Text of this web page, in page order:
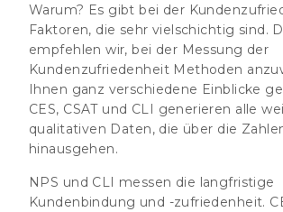
Warum? Es gibt bei der
Faktoren, die sehr vielschichtig sind.
empfehlen wir, bei der Messung der
Kundenzufriedenheit Methoden
Ihnen ganz verschiedene Einblicke
CES, CSAT und CLI generieren alle
qualitativen Daten, die über die
hinausgehen.
NPS und CLI messen die langfristige
Kundenbindung und -zufriedenheit.